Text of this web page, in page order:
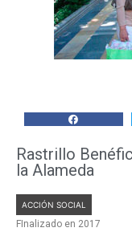
Rastrillo
la Alameda
ACCIÓN SOCIAL
FInalizado en 2017